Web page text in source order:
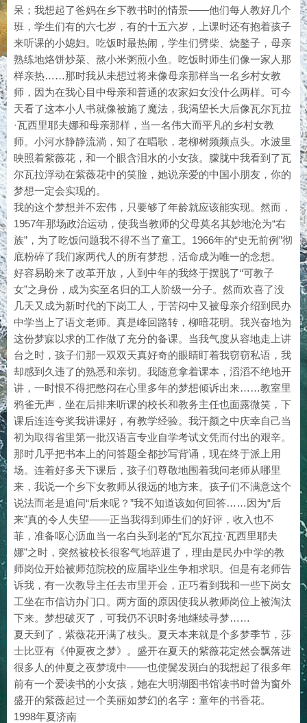
呆；我想起了爸妈在乡下教书时的情景——他们每人教好几个
班，学生们有的六七岁，有的十五六岁，上课时还有抱着孩子
来听课的小媳妇。吃饭时最热闹，学生们劈柴、烧鏊子，母亲
熟练地烙饼炒菜、熬小米粥煎小鱼。吃饭时师生们像一家人那
样亲热……那时我从未想过将来像母亲那样当一名乡村女教
师，因为在我心目中母亲和普通的农家妇女没什么两样。可今
天看了这本小人书就像被施了魔法，我渴望长大后像瓦尔瓦拉
·瓦西里耶夫娜和母亲那样，当一名伟大而平凡的乡村女教
师。小河水静静流淌，知了在唱歌，老柳树频频点头。水波里
映照着紫薇花，和一个眼含泪水的小女孩。朦胧中我看到了瓦
尔瓦拉浮动在紫薇花中的笑脸，她说亲爱的中国小朋友，你的
梦想一定会实现的。
我的这个梦想并不宏伟，只要够了年龄就应该能实现。然而，
1957年那场政治运动，使我当教师的父母莫名其妙地沦为“右
族”，为了吃饭问题我不得不当了童工。1966年的“史无前例”彻
底粉碎了我们家两代人的所有梦想，活命成为唯一的念想。
好容易盼来了改革开放，人到中年的我终于摆脱了“可教子
女”之身份，成为实至名归的工人阶级一分子。然而欢喜了没
几天又成为新时代的下岗工人，于苦闷中又被母亲介绍到民办
中学当上了语文老师。真是峰回路转，柳暗花明。我兴奋地为
这份梦寐以求的工作做了充分的备课。当我气度从容地走上讲
台之时，孩子们那一双双天真好奇的眼睛盯着我窃窃私语，我
却感到久违了的熟悉和亲切。我随意拿着课本，滔滔不绝地开
讲，一时恨不得把憋闷在心里多年的梦想倾诉出来……教室里
鸦雀无声，坐在后排来听课的校长和教务主任也面露微笑，下
课后连连夸奖我讲课好，有教学经验。我汗颜之中庆幸自己当
初为取得省里第一批汉语言专业自学考试文凭而付出的艰辛。
那时几乎把书本上的问答题全都抄写背诵，现在终于派上用
场。连着好多天下课后，孩子们尊敬地围着我问老师从哪里
来，我说一个乡下女教师从很远的地方来。孩子们不满意这个
说法而老是追问“后来呢？”我不知道该如何回答……因为“后
来”真的令人失望——正当我得到师生们的好评，收入也不
菲，准备呕心沥血当一名白头到老的“瓦尔瓦拉·瓦西里耶夫
娜”之时，突然被校长很客气地辞退了，理由是民办中学的教
师岗位开始被师范院校的应届毕业生争相求职。但是有老师告
诉我，有一次教导主任去市里开会，正巧看到我和一些下岗女
工坐在市信访办门口。两方面的原因使我从教师岗位上被淘汰
下来。梦想破灭了，可我仍不识时务地继续寻梦……
夏天到了，紫薇花开满了枝头。夏天本来就是个多梦季节，莎
士比亚有《仲夏夜之梦》。盛开在夏天的紫薇花定然会飘落进
很多人的仲夏之夜梦境中——也使鬓发斑白的我想起了很多年
前有一个爱读书的小女孩，她在大明湖图书馆读书时曾为窗外
盛开的紫薇起过一个美丽如梦幻的名字：童年的书香花。
1998年夏济南